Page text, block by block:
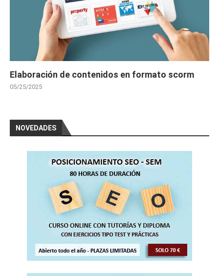
Elaboración de contenidos en formato scorm
05/25/2025
NOVEDADES